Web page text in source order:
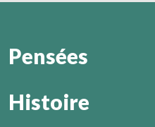
Pensées
L'activité divine est de
Histoire